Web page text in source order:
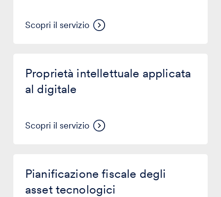
Scopri il servizio
intelligenza
Proprietà intellettuale applicata
al digitale
Scopri il servizio
intellettuale
applicata
digitale
Pianificazione fiscale degli
asset tecnologici
fiscale
degli
asset